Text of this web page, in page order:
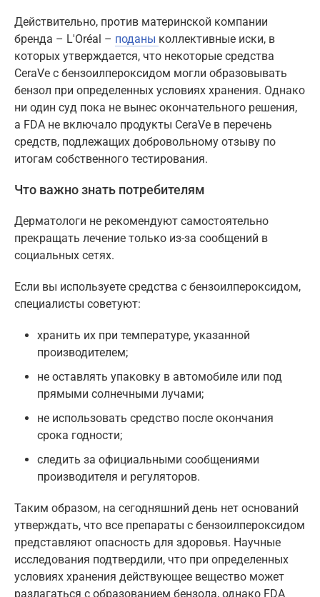
Действительно, против материнской компании
бренда – L'Oréal – поданы коллективные иски, в
которых утверждается, что некоторые средства
CeraVe с бензоилпероксидом могли образовывать
бензол при определенных условиях хранения. Однако
ни один суд пока не вынес окончательного решения,
а FDA не включало продукты CeraVe в перечень
средств, подлежащих добровольному отзыву по
итогам собственного тестирования.
Что важно знать потребителям
Дерматологи не рекомендуют самостоятельно
прекращать лечение только из-за сообщений в
социальных сетях.
Если вы используете средства с бензоилпероксидом,
специалисты советуют:
хранить их при температуре, указанной
производителем;
не оставлять упаковку в автомобиле или под
прямыми солнечными лучами;
не использовать средство после окончания
срока годности;
следить за официальными сообщениями
производителя и регуляторов.
Таким образом, на сегодняшний день нет оснований
утверждать, что все препараты с бензоилпероксидом
представляют опасность для здоровья. Научные
исследования подтвердили, что при определенных
условиях хранения действующее вещество может
разлагаться с образованием бензола, однако FDA